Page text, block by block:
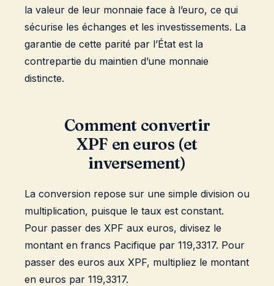
la valeur de leur monnaie face à l’euro, ce qui
sécurise les échanges et les investissements. La
garantie de cette parité par l’État est la
contrepartie du maintien d’une monnaie
distincte.
Comment convertir
XPF en euros (et
inversement)
La conversion repose sur une simple division ou
multiplication, puisque le taux est constant.
Pour passer des XPF aux euros, divisez le
montant en francs Pacifique par 119,3317. Pour
passer des euros aux XPF, multipliez le montant
en euros par 119,3317.